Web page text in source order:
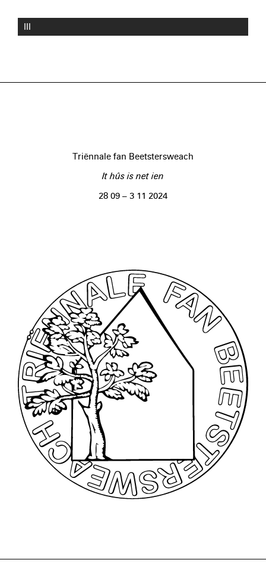
III
Triënnale fan Beetstersweach
It hûs is net ien
28 09 – 3 11 2024